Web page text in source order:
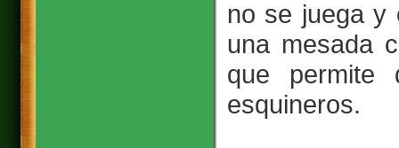
no se juega y
una mesada
que permite
esquineros.